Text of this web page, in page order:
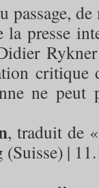
passage,
la presse
critique
ne
, traduit de
|